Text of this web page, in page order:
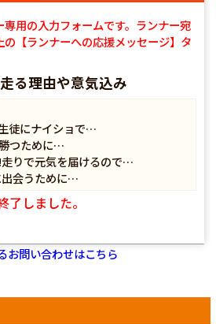
用の入力フォームです。ランナー宛
【ランナーへの応援メッセージ】タ
る理由や意気込み
徒にナイショで…
つために…
走りで元気を届けるので…
出会うために…
了しました。
お問い合わせはこちら